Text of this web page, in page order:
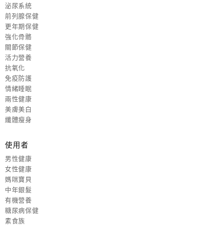
泌尿系統
前列腺保健
更年期保健
強化骨骼
關節保健
活力營養
抗氧化
免疫防護
情緒睡眠
兩性健康
美膚美白
纖體瘦身
使用者
男性健康
女性健康
媽咪寶貝
中年銀髮
有機營養
糖尿病保健
素食族